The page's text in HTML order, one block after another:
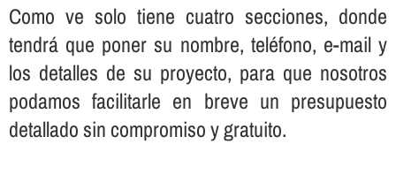
Como ve solo tiene cuatro secciones, donde
tendrá que poner su nombre, teléfono, e-mail y
los detalles de su proyecto, para que nosotros
podamos facilitarle en breve un presupuesto
detallado sin compromiso y gratuito.